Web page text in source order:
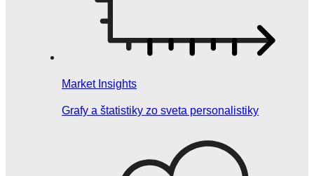
Market Insights
Grafy a štatistiky zo sveta personalistiky